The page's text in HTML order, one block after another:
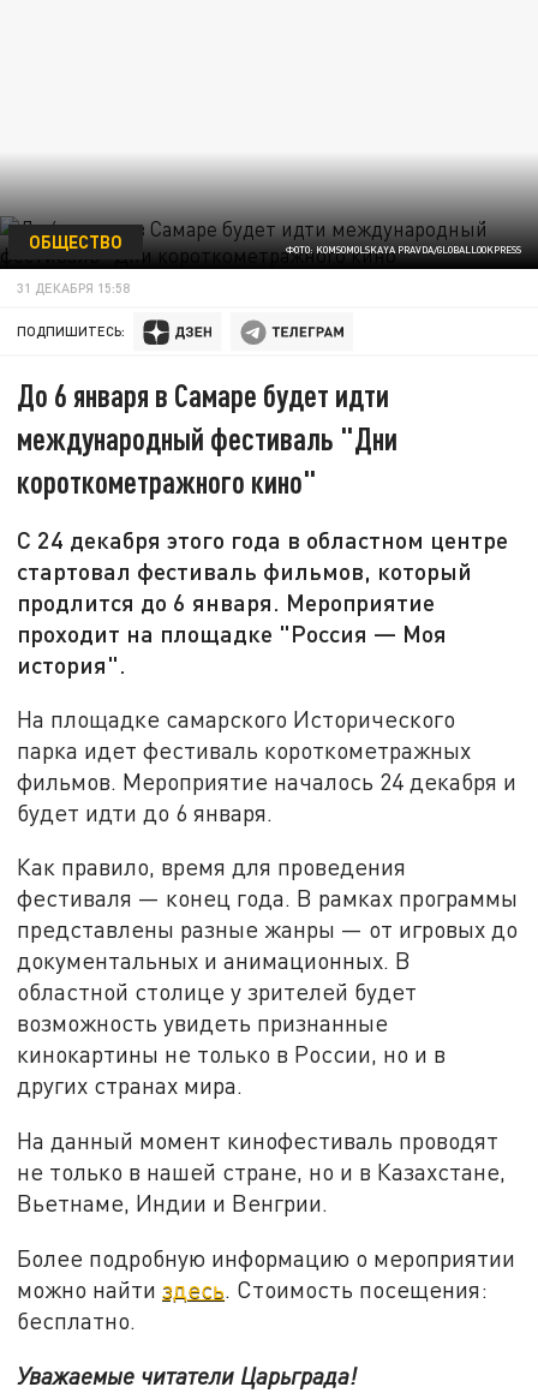
ФОТО: KOMSOMOLSKAYA PRAVDA/GLOBALLOOKPRESS
ОБЩЕСТВО
31 ДЕКАБРЯ 15:58
ПОДПИШИТЕСЬ:
До 6 января в Самаре будет идти
международный фестиваль "Дни
короткометражного кино"
С 24 декабря этого года в областном центре
стартовал фестиваль фильмов, который
продлится до 6 января. Мероприятие
проходит на площадке "Россия — Моя
история".
На площадке самарского Исторического
парка идет фестиваль короткометражных
фильмов. Мероприятие началось 24 декабря и
будет идти до 6 января.
Как правило, время для проведения
фестиваля — конец года. В рамках программы
представлены разные жанры — от игровых до
документальных и анимационных. В
областной столице у зрителей будет
возможность увидеть признанные
кинокартины не только в России, но и в
других странах мира.
На данный момент кинофестиваль проводят
не только в нашей стране, но и в Казахстане,
Вьетнаме, Индии и Венгрии.
Более подробную информацию о мероприятии
можно найтиздесь. Стоимость посещения:
бесплатно.
Уважаемые читатели Царьграда!